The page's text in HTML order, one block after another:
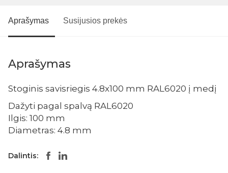
Aprašymas Susijusios prekės
Aprašymas
Stoginis savisriegis 4.8x100 mm RAL6020 į medį
Dažyti pagal spalvą RAL6020
Ilgis: 100 mm
Diametras: 4.8 mm
Dalintis: